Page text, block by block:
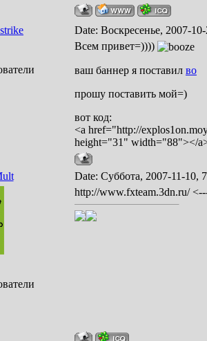
Date: Воскресенье, 2007-
Всем привет=))))
ваш баннер я поставил во
прошу поставить мой=)
вот код:
<a href="http://
height="31" width="88"></
Date: Суббота, 2007-11-10,
http://www.fxteam.3dn.ru/